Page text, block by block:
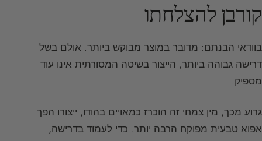
קורבן להצלחתו
בוודאי הבנתם: מדובר במוצר מבוקש ביותר. אולם בשל
דרישה גבוהה ביותר, הייצור בשיטה המסורתית אינו עוד
מספיק.
גרוע מכך, מין צמחי זה הוכרז כמאויים בהודו, ייצורו הפך
אפוא טבעית מפוקח הרבה יותר. כדי לעמוד בדרישה,